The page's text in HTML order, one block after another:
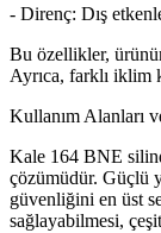
- Direnç: Dış
Bu özellikler,
Ayrıca, farklı iklim
Kullanım Alanları
Kale 164 BNE
çözümüdür. Güçlü
güvenliğini en üst
sağlayabilmesi,